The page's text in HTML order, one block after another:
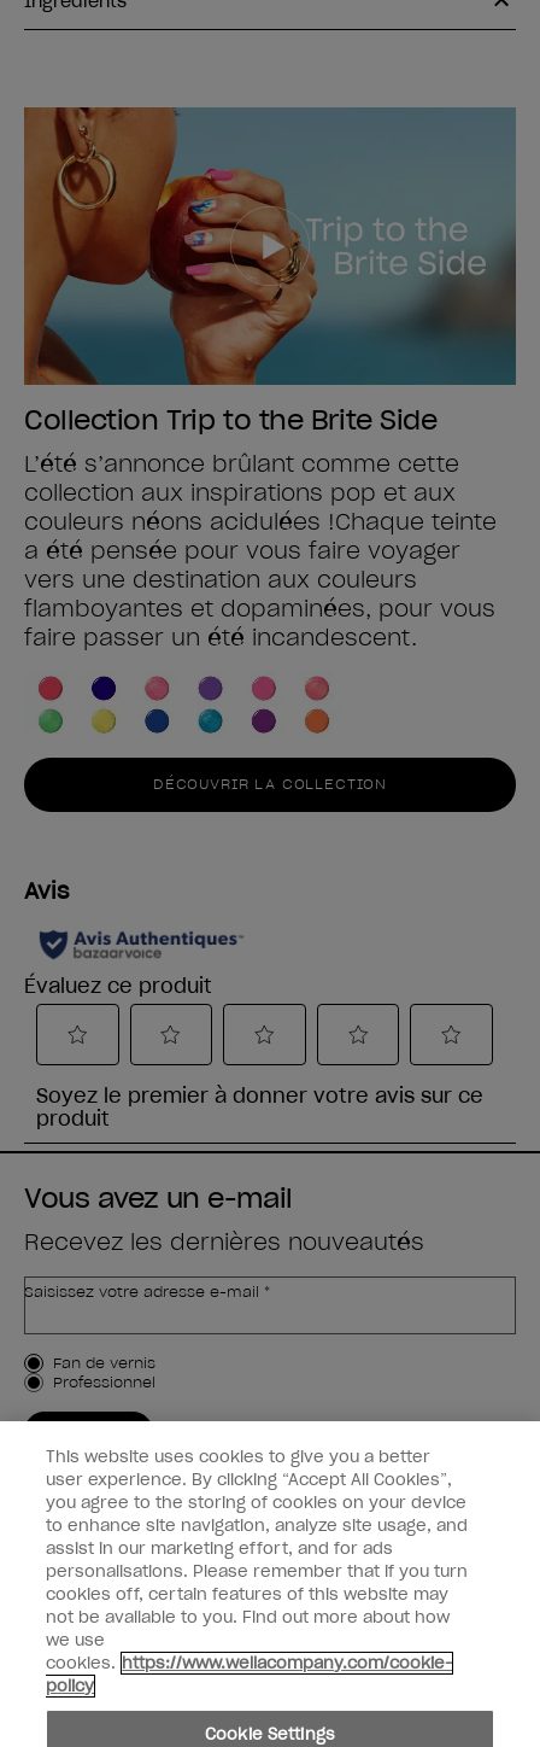
Collection Trip to the Brite Side
L’été s’annonce brûlant comme cette
collection aux inspirations pop et aux
couleurs néons acidulées !​ Chaque teinte
a été pensée pour vous faire voyager
vers une destination aux couleurs
flamboyantes et dopaminées, pour vous
faire passer un été incandescent.
DÉCOUVRIR LA COLLECTION
Vous avez un e-mail
Recevez les dernières nouveautés
Saisissez votre adresse e-mail *
Type de client
Fan de vernis
Professionnel
Informations clients
Connectez-Vous
facebookinstagramyoutube
Ne pas partager ou vendre des informations personnelles
This website uses cookies to give you a better
user experience. By clicking “Accept All Cookies”,
you agree to the storing of cookies on your device
to enhance site navigation, analyze site usage, and
assist in our marketing effort, and for ads
personalisations. Please remember that if you turn
cookies off, certain features of this website may
not be available to you. Find out more about how
we use
cookies. https://www.wellacompany.com/cookie-
policy
Cookie Settings